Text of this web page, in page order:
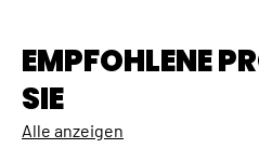
EMPFOHLENE
SIE
Alle anzeigen